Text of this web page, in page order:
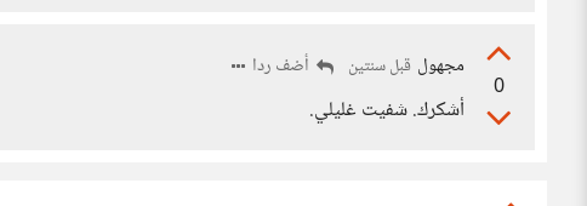
0
مجهول قبل سنتين أضف ردا
أشكرك. شفيت غليلي.